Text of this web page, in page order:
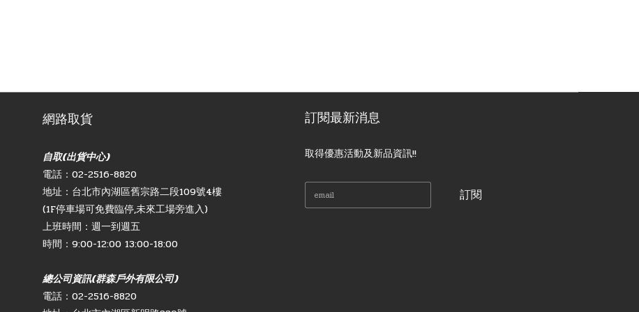
網路取貨
自取(出貨中心)
電話：02-2516-8820
地址：台北市內湖區舊宗路二段109號4樓
(1F停車場可免費臨停,未來工場旁進入)
上班時間：週一到週五
時間：9:00-12:00 13:00-18:00
總公司資訊(群森戶外有限公司)
電話：02-2516-8820
訂閱最新消息
取得優惠活動及新品資訊!!
訂閱